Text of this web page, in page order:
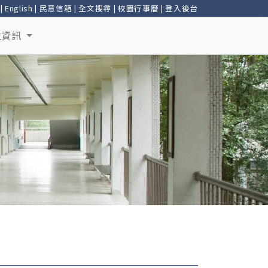
English | 民意信箱 |全文搜尋 | 校園行事曆 |登入後台
訊